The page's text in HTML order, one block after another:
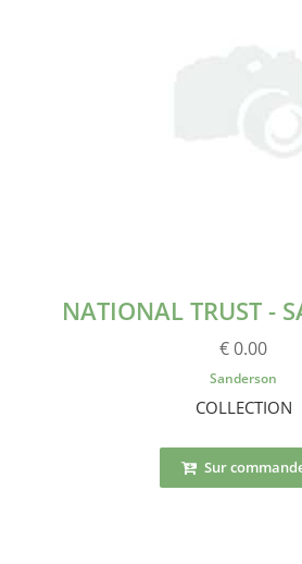
NATIONAL TRUST -
€ 0.00
Sanderson
COLLECTION
Sur